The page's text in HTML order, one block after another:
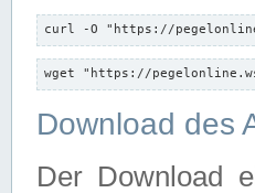
curl -O "https://
wget "https://
Download des
Der Download